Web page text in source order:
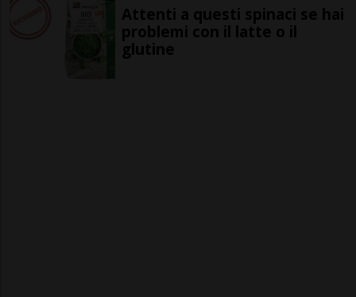
Attenti a questi spinaci se hai
problemi con il latte o il
glutine